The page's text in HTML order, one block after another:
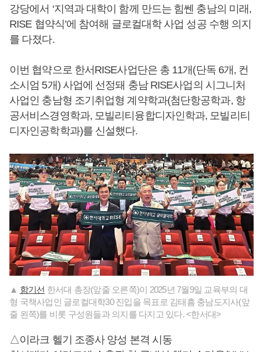
강당에서 ‘지역과 대학이 함께 만드는 힘쎈 충남의 미래,
RISE 협약식’에 참여해 글로컬대학 사업 성공 수행 의지
를 다졌다.
이번 협약으로 한서RISE사업단은 총 11개(단독 6개, 컨
소시엄 5개) 사업에 선정돼 충남 RISE사업의 시그니처
사업인 충남형 조기취업형 계약학과(첨단항공학과, 항
공서비스경영학과, 모빌리티융합디자인학과, 모빌리티
디자인공학학과)를 신설했다.
▲ 함기선 한서대 총장(앞줄 오른쪽)이 2025년 7월9일 교육부의 대
형 국책사업인 글로컬대학30 진입을 목표로 김태흠 충남도지사(앞
줄 왼쪽)를 비롯 구성원들과 의지를 다지고 있다. <한서대>
△이라크 헬기 조종사 양성 본격 시동